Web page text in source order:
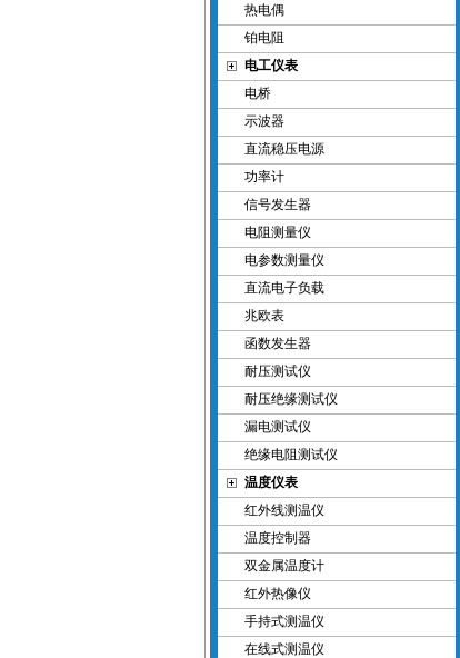
热电偶
铂电阻
电工仪表
电桥
示波器
直流稳压电源
功率计
信号发生器
电阻测量仪
电参数测量仪
直流电子负载
兆欧表
函数发生器
耐压测试仪
耐压绝缘测试仪
漏电测试仪
绝缘电阻测试仪
温度仪表
红外线测温仪
温度控制器
双金属温度计
红外热像仪
手持式测温仪
在线式测温仪